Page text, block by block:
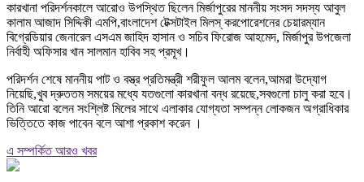
কারখানা পরিদর্শনকালে আরোও উপস্থিত ছিলেন মির্জাপুরের মাননীয় সংসদ সদস্য আবুল
কালাম আজাদ সিদ্দিকী এমপি,বাংলাদেশ টেক্সটাইল মিলস্ করপোরেশনের চেয়ারম্যান
বিগ্রেডিয়ার জেনারেল এসএম জাহিদ হাসান ও সচিব ফিরোজ আহমেদ, মির্জাপুর উপজেলা
নির্বাহী অফিসার খান সালমান হাবিব সহ প্রমূখ।
পরিদর্শন শেষে মাননীয় পাট ও বস্ত্র প্রতিমন্ত্রী শরীফুল আলম বলেন,আমরা উদ্যোগ
নিয়েছি,খুব দ্রুততম সময়ের মধ্যে যতগুলো কারখানা বন্ধ রয়েছে,সবগুলো চালু করা হবে।
তিনি আরো বলেন সংশ্লিষ্ট মিলের সাথে এলাকার যোগ্যতা সম্পন্ন লোকজন অগ্রাধিকার
ভিত্তিতে কাজ পাবেন বলে আশা প্রকাশ করেন ।
এ সম্পর্কিত আরও খবর